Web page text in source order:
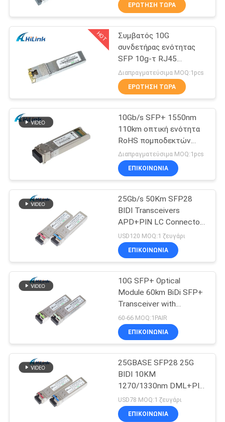
ΈΛΕΓΧΟΣ
ΠΟΙΌΤΗΤΑΣ
ΕΠΙΚΟΙΝΩΝΉΣΤΕ
ΜΑΖΊ
ΕΙΔΉΣΕΙΣ
ΥΠΟΘΈΣΕΙΣ
ΖΗΤΉΣΤΕ
ΜΙΑ
ΠΡΟΣΦΟΡΆ
ΠΟΛΙΤΙΚΉ
ΑΠΟΡΡΉΤΟΥ
SFP+ ενότητα
πομποδεκτών
238
Ενότητα CWDM
Mux Demux
77
dwdm mux demux
64
x2 ενότητα
πομποδεκτών
ΕΡΏΤΗΣΗ ΤΏΡΑ
HOT
Συμβατός 10G
συνδετήρας ενότητας
SFP 10g-τ RJ45
πομποδεκτών χαλκού
SFP+ της Cisco
Διαπραγματεύσιμα MOQ:1pcs
ΕΡΏΤΗΣΗ ΤΏΡΑ
10Gb/s SFP+ 1550nm
110km οπτική ενότητα
RoHS πομποδεκτών
υποχωρητικό
Διαπραγματεύσιμα MOQ:1pcs
ΕΠΙΚΟΙΝΩΝΙΑ
25Gb/s 50Km SFP28
BIDI Transceivers
APD+PIN LC Connector
SFP28 Οπτική μονάδα
DOM
USD120 MOQ:1 ζευγάρι
ΕΠΙΚΟΙΝΩΝΙΑ
10G SFP+ Optical
Module 60km BiDi SFP+
Transceiver with
1270nm/1330nm
Wavelength and DOM LC
Connector
60-66 MOQ:1PAIR
ΕΠΙΚΟΙΝΩΝΙΑ
25GBASE SFP28 25G
BIDI 10KM
1270/1330nm DML+PIN
LC Οπτική Μονάδα
Μεταβιβαστή DOM
USD78 MOQ:1 ζευγάρι
ΕΠΙΚΟΙΝΩΝΙΑ